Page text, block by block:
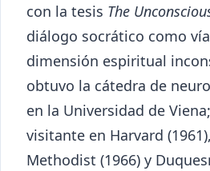
con la tesis The
diálogo socrático como
dimensión espiritual
obtuvo la cátedra de
en la Universidad de
visitante en Harvard
Methodist (1966) y